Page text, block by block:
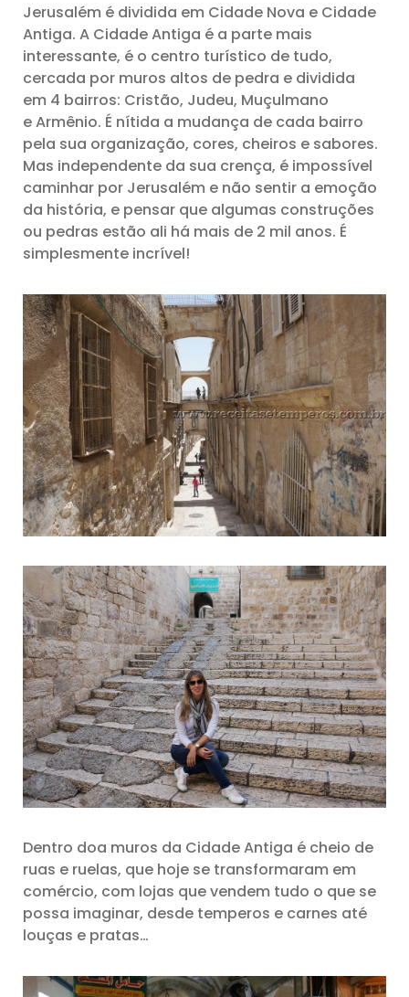
Jerusalém é dividida em Cidade Nova e Cidade
Antiga. A Cidade Antiga é a parte mais
interessante, é o centro turístico de tudo,
cercada por muros altos de pedra e dividida
em 4 bairros: Cristão, Judeu, Muçulmano
e Armênio. É nítida a mudança de cada bairro
pela sua organização, cores, cheiros e sabores.
Mas independente da sua crença, é impossível
caminhar por Jerusalém e não sentir a emoção
da história, e pensar que algumas construções
ou pedras estão ali há mais de 2 mil anos. É
simplesmente incrível!
Dentro doa muros da Cidade Antiga é cheio de
ruas e ruelas, que hoje se transformaram em
comércio, com lojas que vendem tudo o que se
possa imaginar, desde temperos e carnes até
louças e pratas…